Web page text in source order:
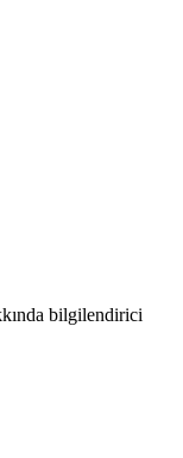
bilgilendirici